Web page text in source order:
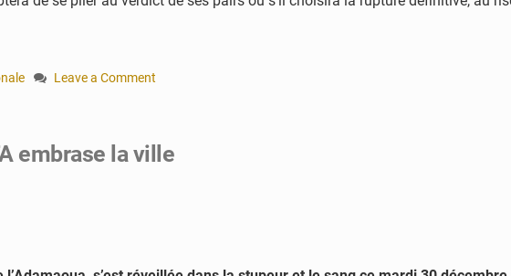
Leave a Comment
:
embrase la ville